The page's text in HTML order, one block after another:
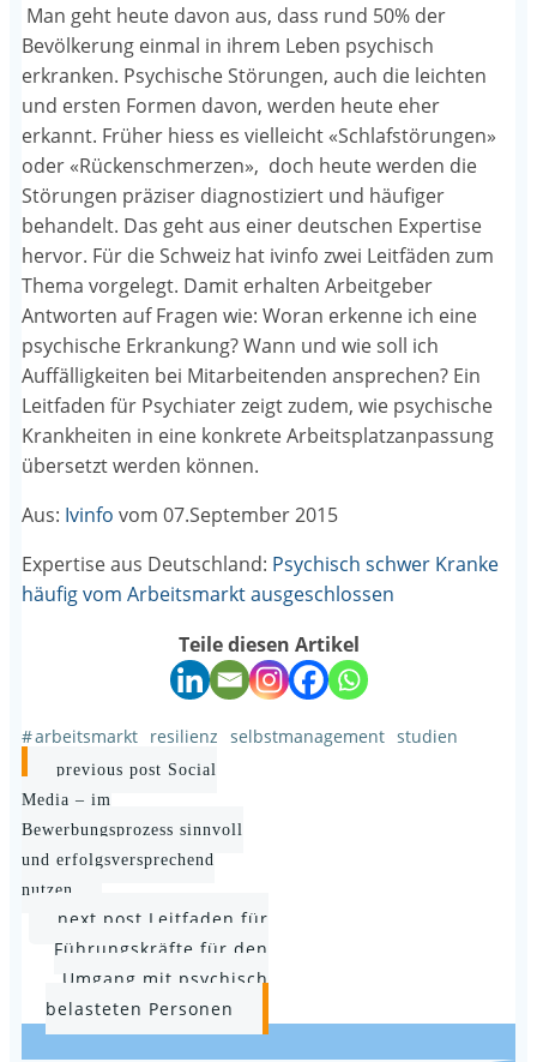
Man geht heute davon aus, dass rund 50% der
Bevölkerung einmal in ihrem Leben psychisch
erkranken. Psychische Störungen, auch die leichten
und ersten Formen davon, werden heute eher
erkannt. Früher hiess es vielleicht «Schlafstörungen»
oder «Rückenschmerzen», doch heute werden die
Störungen präziser diagnostiziert und häufiger
behandelt. Das geht aus einer deutschen Expertise
hervor. Für die Schweiz hat ivinfo zwei Leitfäden zum
Thema vorgelegt. Damit erhalten Arbeitgeber
Antworten auf Fragen wie: Woran erkenne ich eine
psychische Erkrankung? Wann und wie soll ich
Auffälligkeiten bei Mitarbeitenden ansprechen? Ein
Leitfaden für Psychiater zeigt zudem, wie psychische
Krankheiten in eine konkrete Arbeitsplatzanpassung
übersetzt werden können.
Aus: Ivinfo vom 07.September 2015
Expertise aus Deutschland: Psychisch schwer Kranke
häufig vom Arbeitsmarkt ausgeschlossen
Teile diesen Artikel
#arbeitsmarkt resilienz selbstmanagement studien
Post
navigation
previous post Social
Media – im
Bewerbungsprozess sinnvoll
und erfolgsversprechend
nutzen
Post
navigation
next post Leitfaden für
Führungskräfte für den
Umgang mit psychisch
belasteten Personen